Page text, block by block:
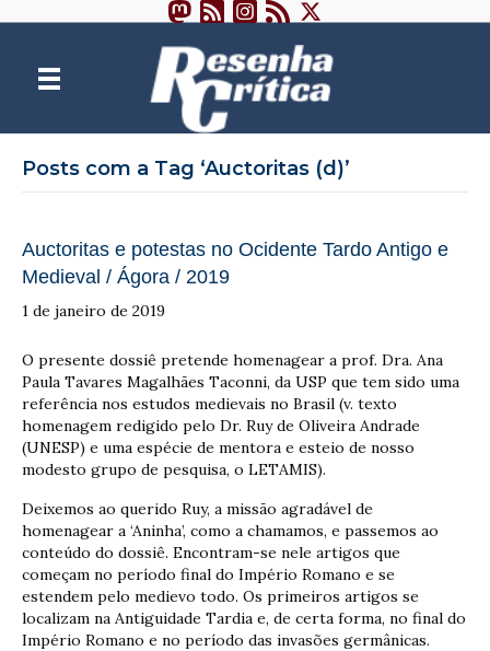
Posts com a Tag ‘Auctoritas (d)’
Auctoritas e potestas no Ocidente Tardo Antigo e
Medieval / Ágora / 2019
1 de janeiro de 2019
O presente dossiê pretende homenagear a prof. Dra. Ana
Paula Tavares Magalhães Taconni, da USP que tem sido uma
referência nos estudos medievais no Brasil (v. texto
homenagem redigido pelo Dr. Ruy de Oliveira Andrade
(UNESP) e uma espécie de mentora e esteio de nosso
modesto grupo de pesquisa, o LETAMIS).
Deixemos ao querido Ruy, a missão agradável de
homenagear a ‘Aninha’, como a chamamos, e passemos ao
conteúdo do dossiê. Encontram-se nele artigos que
começam no período final do Império Romano e se
estendem pelo medievo todo. Os primeiros artigos se
localizam na Antiguidade Tardia e, de certa forma, no final do
Império Romano e no período das invasões germânicas.